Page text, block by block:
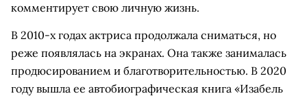
комментирует свою личную жизнь.
В 2010-х годах актриса продолжала сниматься, но
реже появлялась на экранах. Она также занималась
продюсированием и благотворительностью. В 2020
году вышла ее автобиографическая книга «Изабель